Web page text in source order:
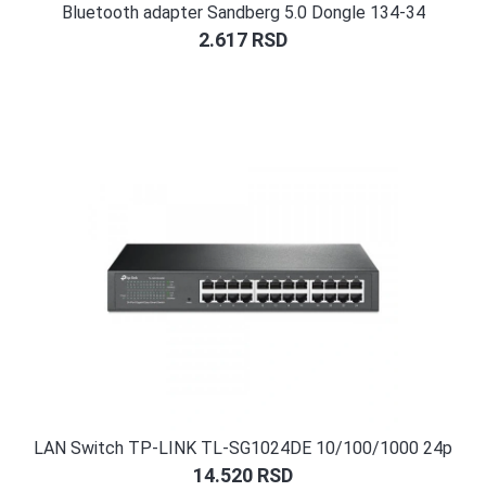
Bluetooth adapter Sandberg 5.0 Dongle 134-34
2.617 RSD
LAN Switch TP-LINK TL-SG1024DE 10/100/1000 24p
14.520 RSD